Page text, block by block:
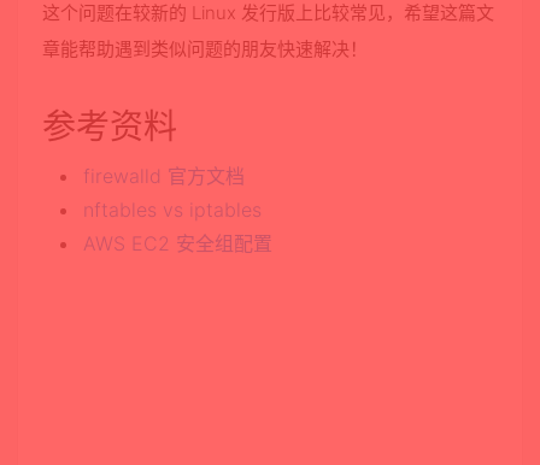
这个问题在较新的 Linux 发行版上比较常见，希望这篇文
章能帮助遇到类似问题的朋友快速解决！
参考资料
firewalld 官方文档
nftables vs iptables
AWS EC2 安全组配置